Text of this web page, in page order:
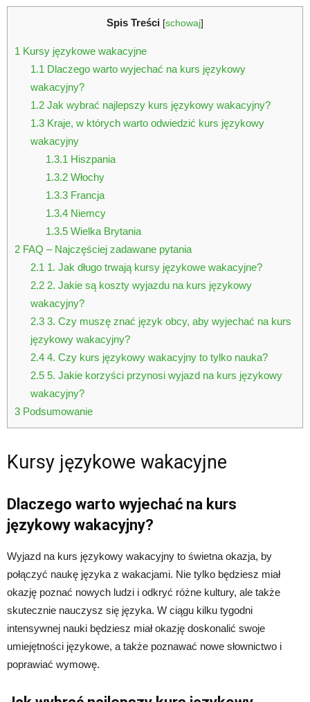
Spis Treści [schowaj]
1 Kursy językowe wakacyjne
1.1 Dlaczego warto wyjechać na kurs językowy
wakacyjny?
1.2Jak wybrać najlepszy kurs językowy wakacyjny?
1.3Kraje, w których warto odwiedzić kurs językowy
wakacyjny
1.3.1 Hiszpania
1.3.2 Włochy
1.3.3 Francja
1.3.4 Niemcy
1.3.5 Wielka Brytania
2 FAQ – Najczęściej zadawane pytania
2.1 1. Jak długo trwają kursy językowe wakacyjne?
2.22. Jakie są koszty wyjazdu na kurs językowy
wakacyjny?
2.33. Czy muszę znać język obcy, aby wyjechać na kurs
językowy wakacyjny?
2.44. Czy kurs językowy wakacyjny to tylko nauka?
2.55. Jakie korzyści przynosi wyjazd na kurs językowy
wakacyjny?
3 Podsumowanie
Kursy językowe wakacyjne
Dlaczego warto wyjechać na kurs
językowy wakacyjny?
Wyjazd na kurs językowy wakacyjny to świetna okazja, by
połączyć naukę języka z wakacjami. Nie tylko będziesz miał
okazję poznać nowych ludzi i odkryć różne kultury, ale także
skutecznie nauczysz się języka. W ciągu kilku tygodni
intensywnej nauki będziesz miał okazję doskonalić swoje
umiejętności językowe, a także poznawać nowe słownictwo i
poprawiać wymowę.